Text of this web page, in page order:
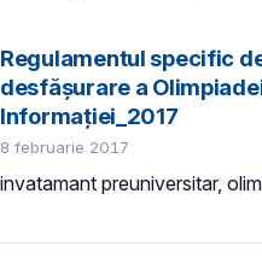
Regulamentul specific
desfăşurare a
Informaţiei_2017
8 februarie 2017
invatamant preuniversitar,